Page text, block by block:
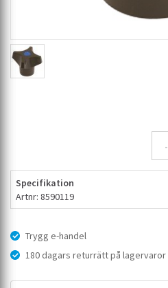
-
Specifikation
Artnr: 8590119
Trygg e-handel
180 dagars returrätt på lagervaror